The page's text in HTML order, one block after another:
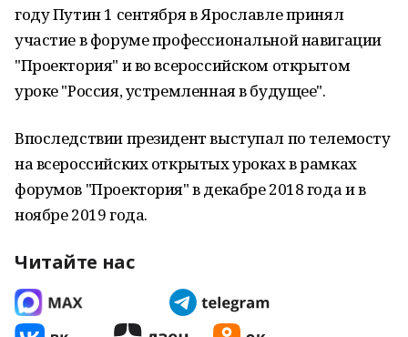
году Путин 1 сентября в Ярославле принял
участие в форуме профессиональной навигации
"Проектория" и во всероссийском открытом
уроке "Россия, устремленная в будущее".
Впоследствии президент выступал по телемосту
на всероссийских открытых уроках в рамках
форумов "Проектория" в декабре 2018 года и в
ноябре 2019 года.
Читайте нас